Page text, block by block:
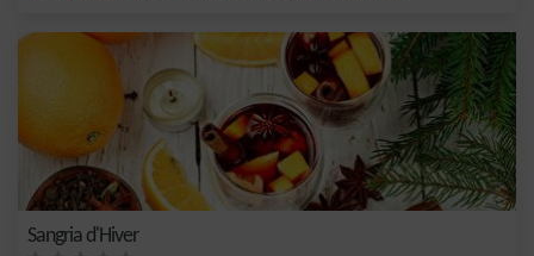
Sangria d'Hiver